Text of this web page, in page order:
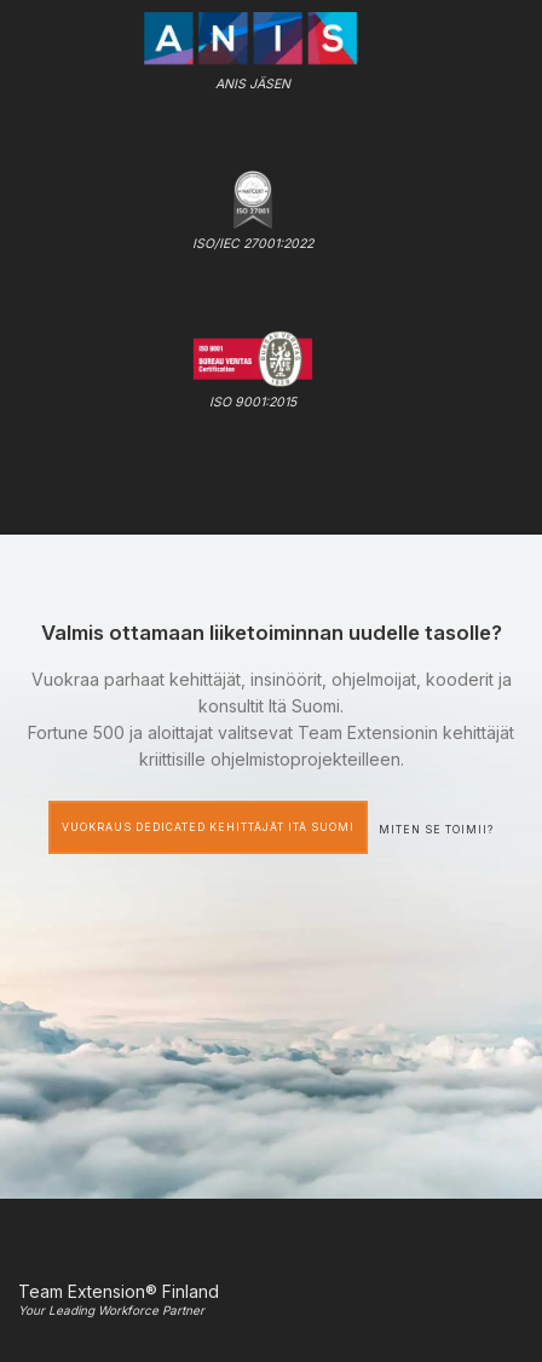
ANIS JÄSEN
ISO/IEC 27001:2022
ISO 9001:2015
Valmis ottamaan liiketoiminnan uudelle tasolle?
Vuokraa parhaat kehittäjät, insinöörit, ohjelmoijat, kooderit ja
konsultit Itä Suomi.
Fortune 500 ja aloittajat valitsevat Team Extensionin kehittäjät
kriittisille ohjelmistoprojekteilleen.
VUOKRAUS DEDICATED KEHITTÄJÄT ITÄ SUOMI MITEN SE TOIMII?
Team Extension® Finland
Your Leading Workforce Partner